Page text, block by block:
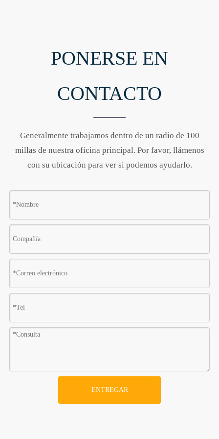
PONERSE EN
CONTACTO
Generalmente trabajamos dentro de un radio de 100
millas de nuestra oficina principal. Por favor, llámenos
con su ubicación para ver si podemos ayudarlo.
ENTREGAR